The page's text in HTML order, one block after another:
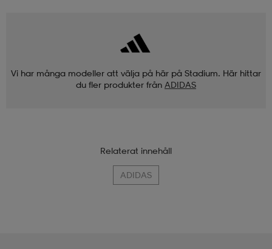
Vi har många modeller att välja på här på Stadium. Här hittar
du fler produkter från ADIDAS
Relaterat innehåll
ADIDAS